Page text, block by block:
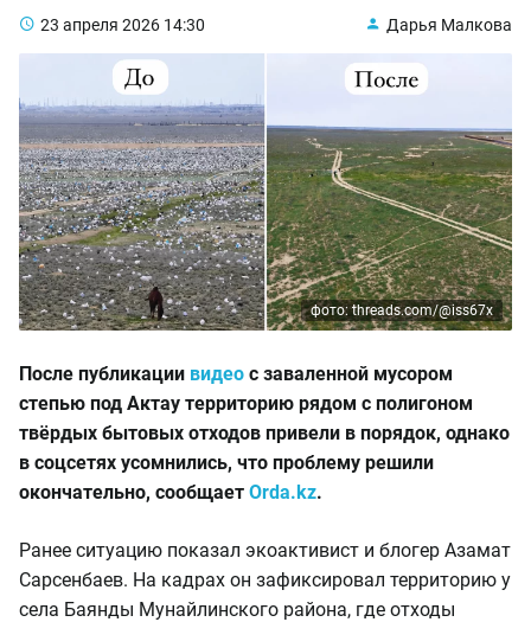
23 апреля 2026 14:30 Дарья Малкова
фото: threads.com/@iss67x
После публикации видео с заваленной мусором
степью под Актау территорию рядом с полигоном
твёрдых бытовых отходов привели в порядок, однако
в соцсетях усомнились, что проблему решили
окончательно, сообщает Orda.kz.
Ранее ситуацию показал экоактивист и блогер Азамат
Сарсенбаев. На кадрах он зафиксировал территорию у
села Баянды Мунайлинского района, где отходы